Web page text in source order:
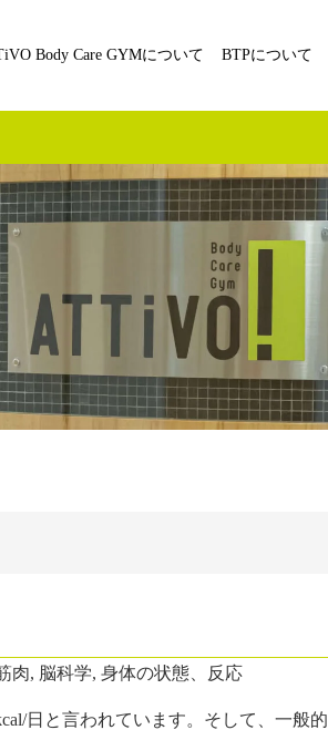
Body Care GYMについて BTPについて
肉, 脳科学, 身体の状態、反応
日と言われています。 そして、一般的